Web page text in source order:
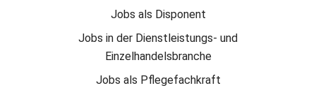
Jobs als Disponent
Jobs in der Dienstleistungs- und
Einzelhandelsbranche
Jobs als Pflegefachkraft